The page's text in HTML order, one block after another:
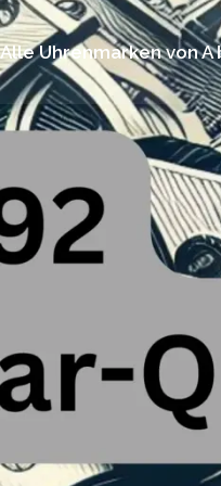
Alle Uhrenmarken von A